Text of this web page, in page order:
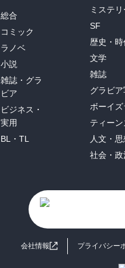
総合
コミック
ラノベ
小説
雑誌・グラ
ビア
ビジネス・
実用
BL・TL
ミステリ
SF
歴史・時
文学
雑誌
グラビ
ボーイ
ティー
人文・
社会・
会社情報 プライバシー